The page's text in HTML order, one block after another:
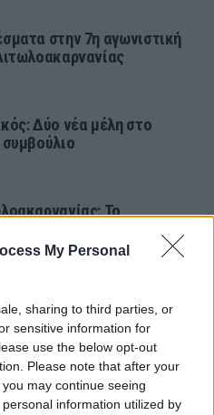
My Personal
sharing to third parties, or
sensitive information for
use the below opt-out
Please note that after your
may continue seeing
information utilized by
στην 7η αγωνιστική
Δύο νέα μέλη στο
συμβούλιο
Το
Αγρινίου- Τα
της 4ης αγωνιστικής
νέες εμφανίσεις
ο Αστέρας Αγρινίου